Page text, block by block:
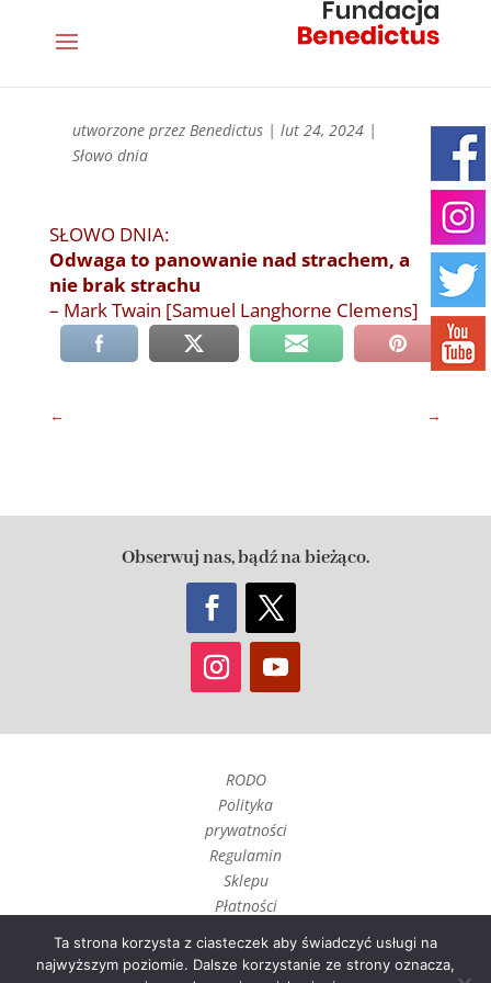
utworzone przez Benedictus| lut 24, 2024|
Słowo dnia
SŁOWO DNIA:
Odwaga to panowanie nad strachem, a
nie brak strachu
– Mark Twain [Samuel Langhorne Clemens]
← →
Obserwuj nas, bądź na bieżąco.
RODO
Polityka
prywatności
Regulamin
Sklepu
Płatności
i wysyłka
Ta strona korzysta z ciasteczek aby świadczyć usługi na
najwyższym poziomie. Dalsze korzystanie ze strony oznacza,